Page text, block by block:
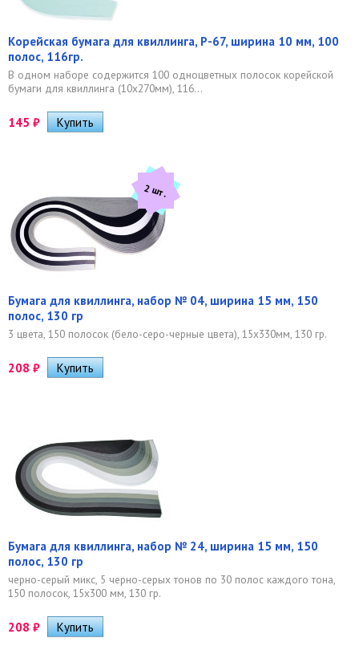
Корейская бумага для квиллинга, P-67, ширина 10 мм, 100
полос, 116гр.
В одном наборе содержится 100 одноцветных полосок корейской
бумаги для квиллинга (10х270мм), 116...
145 ₽
2 шт.
Бумага для квиллинга, набор № 04, ширина 15 мм, 150
полос, 130 гр
3 цвета, 150 полосок (бело-серо-черные цвета), 15х330мм, 130 гр.
208 ₽
Бумага для квиллинга, набор № 24, ширина 15 мм, 150
полос, 130 гр
черно-серый микс, 5 черно-серых тонов по 30 полос каждого тона,
150 полосок, 15х300 мм, 130 гр.
208 ₽